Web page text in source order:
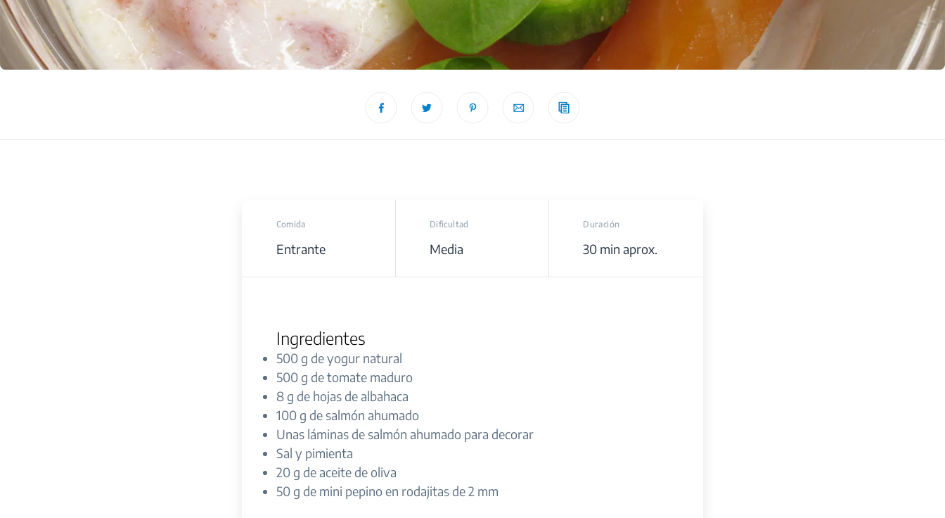
recipe
Comida
Entrante
Dificultad
Media
Duración
30 min aprox.
Ingredientes
500 g de yogur natural
500 g de tomate maduro
8 g de hojas de albahaca
100 g de salmón ahumado
Unas láminas de salmón ahumado para decorar
Sal y pimienta
20 g de aceite de oliva
50 g de mini pepino en rodajitas de 2 mm